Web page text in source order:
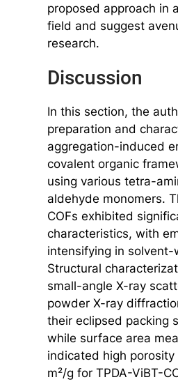
proposed approach in
field and suggest
research.
Discussion
In this section, the
preparation and
aggregation-induced
covalent organic
using various tetra-
aldehyde monomers.
COFs exhibited
characteristics, with
intensifying in solvent-
Structural
small-angle X-ray
powder X-ray
their eclipsed packing
while surface area
indicated high porosity
m²/g for TPDA-ViBT-